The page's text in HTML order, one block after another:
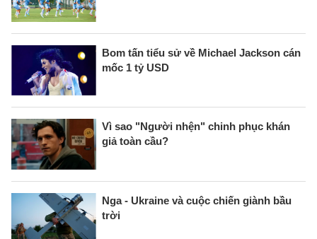
Bom tấn tiểu sử về Michael Jackson cán
mốc 1 tỷ USD
Vì sao "Người nhện" chinh phục khán
giả toàn cầu?
Nga - Ukraine và cuộc chiến giành bầu
trời